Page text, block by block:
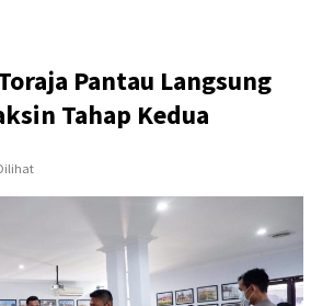
Pantau Langsung
Tahap Kedua